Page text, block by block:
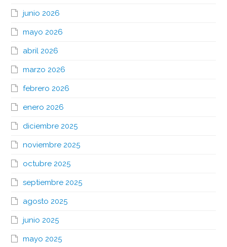
junio 2026
mayo 2026
abril 2026
marzo 2026
febrero 2026
enero 2026
diciembre 2025
noviembre 2025
octubre 2025
septiembre 2025
agosto 2025
junio 2025
mayo 2025